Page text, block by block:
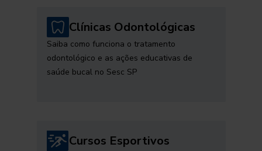
Clínicas Odontológicas
Saiba como funciona o tratamento
odontológico e as ações educativas de
saúde bucal no Sesc SP
Cursos Esportivos